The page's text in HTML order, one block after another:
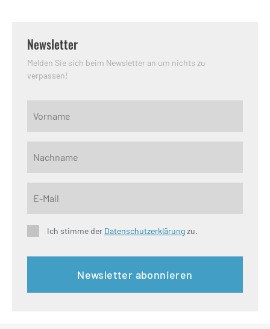
Newsletter
Melden Sie sich beim Newsletter an um nichts zu
verpassen!
Ich stimme der Datenschutzerklärungzu.